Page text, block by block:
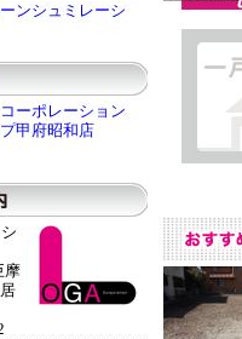
ンシュミレーシ
ーポレーション
甲府昭和店
摩